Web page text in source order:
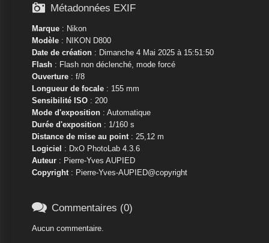
 Métadonnées EXIF
Marque: Nikon
Modèle: NIKON D800
Date de création: Dimanche 4 Mai 2025 à 15:51:50
Flash: Flash non déclenché, mode forcé
Ouverture: f/8
Longueur de focale: 155 mm
Sensibilité ISO: 200
Mode d'exposition: Automatique
Durée d'exposition: 1/160 s
Distance de mise au point: 25,12 m
Logiciel : DxO PhotoLab 4.3.6
Auteur: Pierre-Yves AUPIED
Copyright: Pierre-Yves-AUPIED@copyright
 Commentaires (0)
Aucun commentaire.